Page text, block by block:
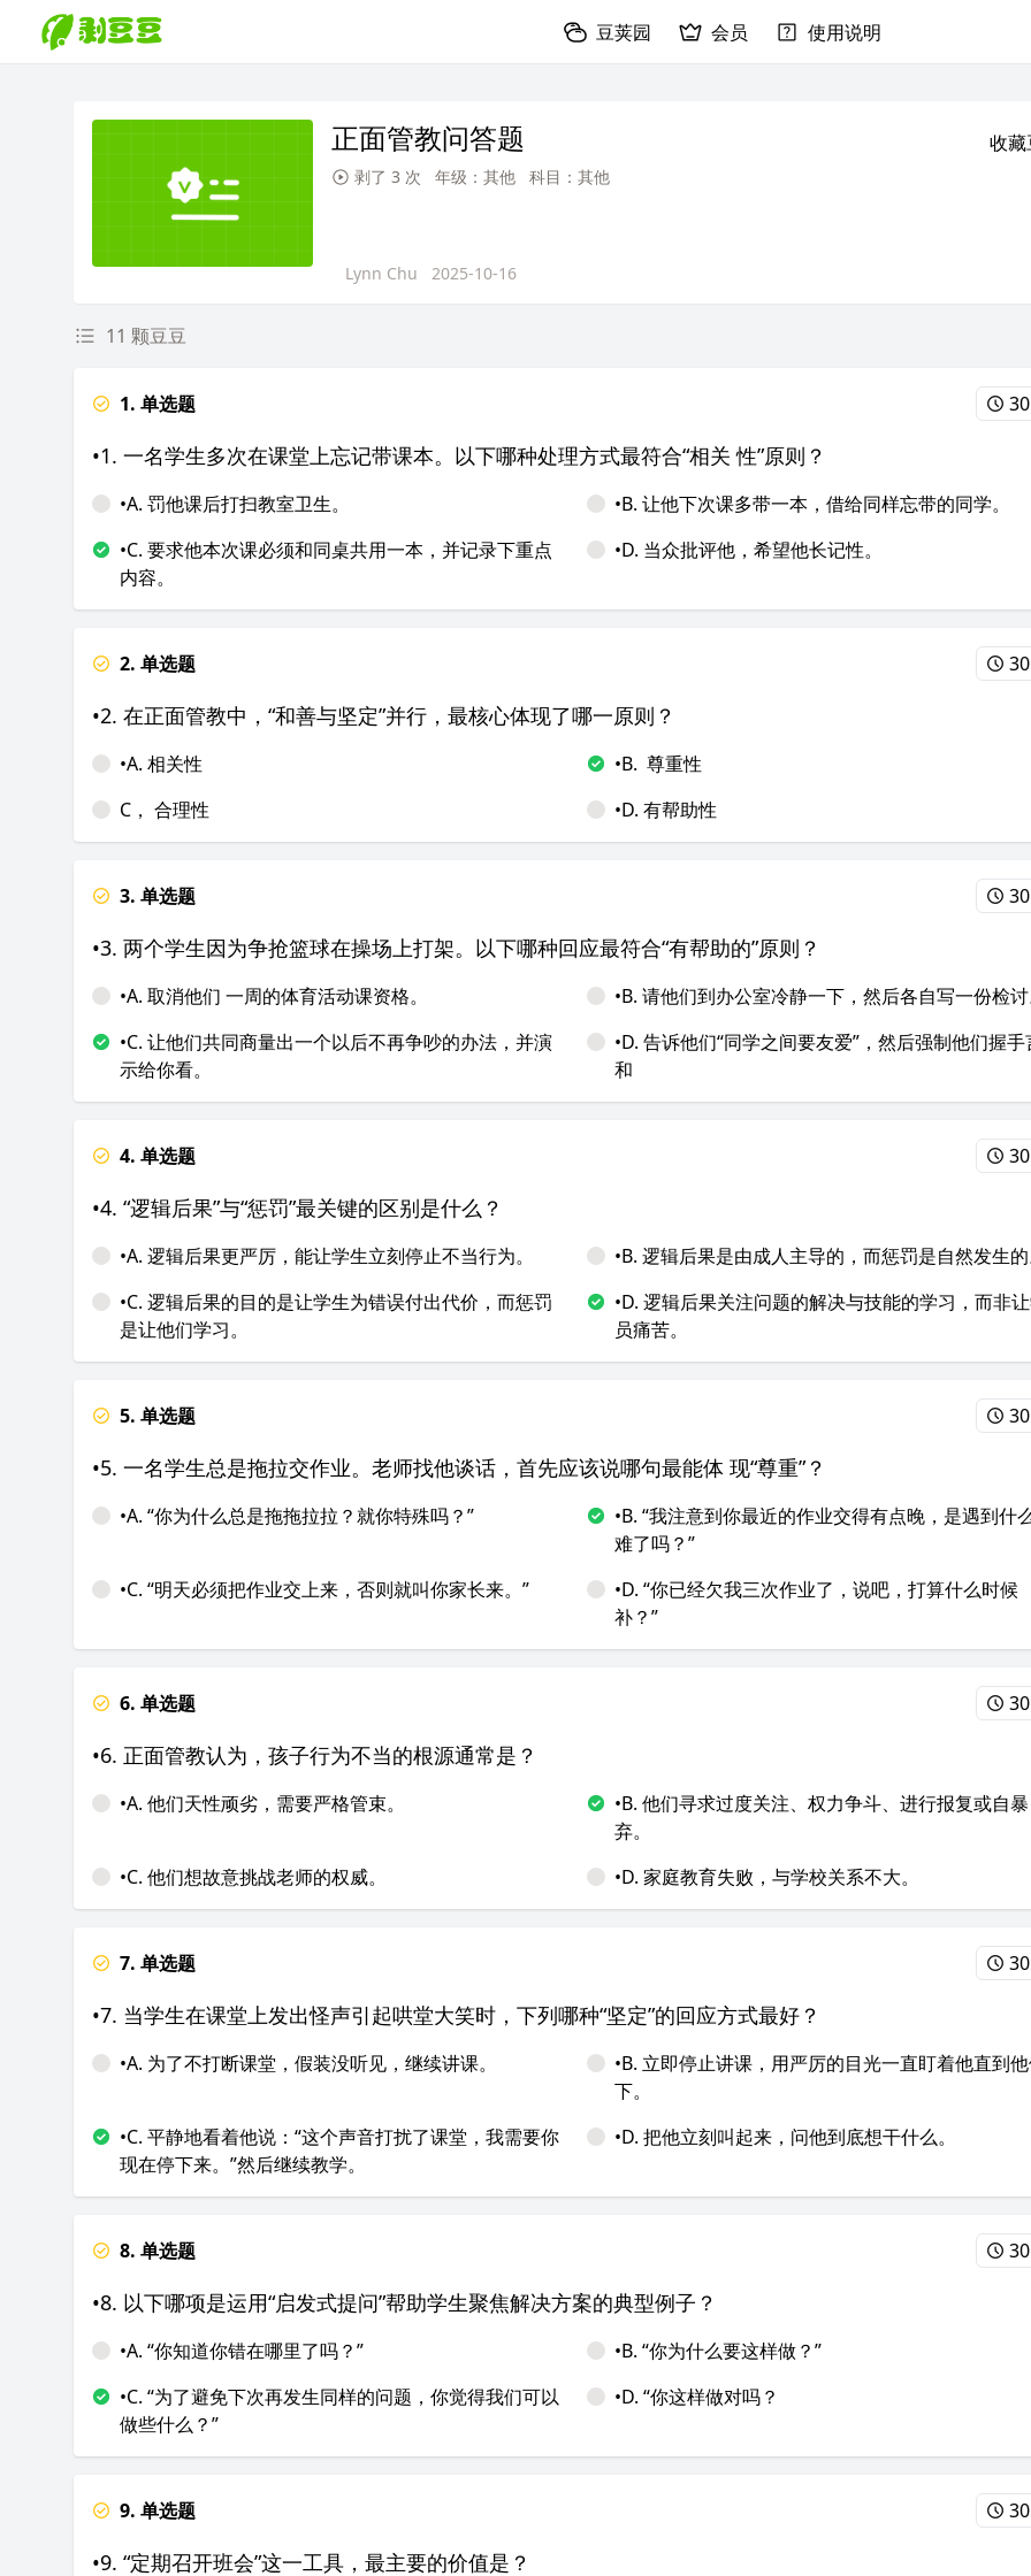
豆荚园 会员 使用说明
正面管教问答题 收
剥了 3 次 年级：其他 科目：其他
Lynn Chu 2025-10-16
11 颗豆豆
1. 单选题
•1. 一名学生多次在课堂上忘记带课本。以下哪种处理方式最符合“相关 性”原则？
•A. 罚他课后打扫教室卫生。
•B. 让他下次课多带一本，借给同样忘带的同学。
•C. 要求他本次课必须和同桌共用一本，并记录下重点
内容。
•D. 当众批评他，希望他长记性。
2. 单选题
•2. 在正面管教中，“和善与坚定”并行，最核心体现了哪一原则？
•A. 相关性 •B. 尊重性
C， 合理性
•D. 有帮助性
3. 单选题
•3. 两个学生因为争抢篮球在操场上打架。以下哪种回应最符合“有帮助的”原则？
•A. 取消他们 一周的体育活动课资格。
•B. 请他们到办公室冷静一下，然后各自写一份检讨
•C. 让他们共同商量出一个以后不再争吵的办法，并演
示给你看。
•D. 告诉他们“同学之间要友爱”，然后强制他们握手
和
4. 单选题
•4. “逻辑后果”与“惩罚”最关键的区别是什么？
•A. 逻辑后果更严厉，能让学生立刻停止不当行为。
•B. 逻辑后果是由成人主导的，而惩罚是自然发生的
•C. 逻辑后果的目的是让学生为错误付出代价，而惩罚
是让他们学习。
•D. 逻辑后果关注问题的解决与技能的学习，而非
员痛苦。
5. 单选题
•5. 一名学生总是拖拉交作业。老师找他谈话，首先应该说哪句最能体 现“尊重”？
•A. “你为什么总是拖拖拉拉？就你特殊吗？”
•B. “我注意到你最近的作业交得有点晚，是遇到什
难了吗？”
•C. “明天必须把作业交上来，否则就叫你家长来。”
•D. “你已经欠我三次作业了，说吧，打算什么时候
补？”
6. 单选题
•6. 正面管教认为，孩子行为不当的根源通常是？
•A. 他们天性顽劣，需要严格管束。
•B. 他们寻求过度关注、权力争斗、进行报复或自
弃。
•C. 他们想故意挑战老师的权威。
•D. 家庭教育失败，与学校关系不大。
7. 单选题
•7. 当学生在课堂上发出怪声引起哄堂大笑时，下列哪种“坚定”的回应方式最好？
•A. 为了不打断课堂，假装没听见，继续讲课。
•B. 立即停止讲课，用严厉的目光一直盯着他直到
下。
•C. 平静地看着他说：“这个声音打扰了课堂，我需要你
现在停下来。”然后继续教学。
•D. 把他立刻叫起来，问他到底想干什么。
8. 单选题
•8. 以下哪项是运用“启发式提问”帮助学生聚焦解决方案的典型例子？
•A. “你知道你错在哪里了吗？”
•B. “你为什么要这样做？”
•C. “为了避免下次再发生同样的问题，你觉得我们可以
做些什么？”
•D. “你这样做对吗？
9. 单选题
•9. “定期召开班会”这一工具，最主要的价值是？